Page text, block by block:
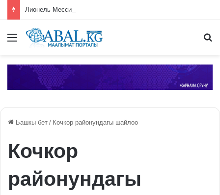
Лионель Мессинин атасы Хорхе Месси каза болду
Меню
Башкы бет / Кочкор районундагы шайлоо
Кочкор
районундагы